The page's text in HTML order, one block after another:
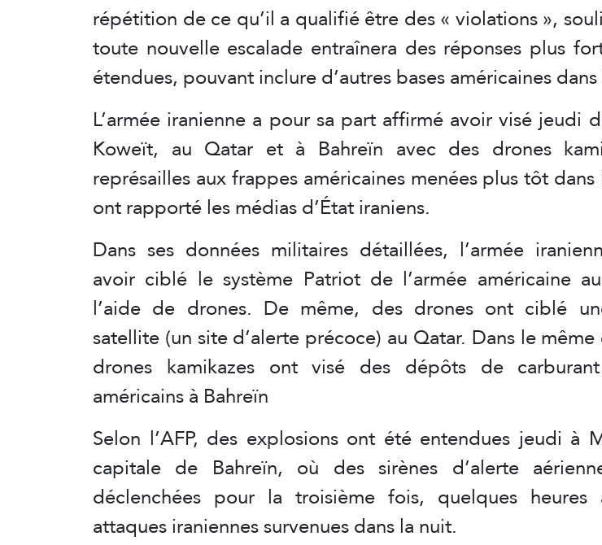
répétition de ce qu’il a qualifié être des « violations »,
toute nouvelle escalade entraînera des réponses plus
étendues, pouvant inclure d’autres bases américaines
L’armée iranienne a pour sa part affirmé avoir visé jeudi
Koweït, au Qatar et à Bahreïn avec des drones
représailles aux frappes américaines menées plus tôt
ont rapporté les médias d’État iraniens.
Dans ses données militaires détaillées, l’armée
avoir ciblé le système Patriot de l’armée américaine
l’aide de drones. De même, des drones ont ciblé
satellite (un site d’alerte précoce) au Qatar. Dans le
drones kamikazes ont visé des dépôts de
américains à Bahreïn
Selon l’AFP, des explosions ont été entendues jeudi à
capitale de Bahreïn, où des sirènes d’alerte
déclenchées pour la troisième fois, quelques heures
attaques iraniennes survenues dans la nuit.